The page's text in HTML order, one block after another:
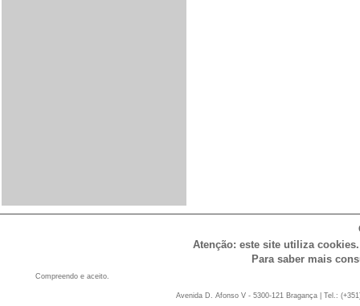
Atenção: este site utiliza
Para saber mais
Compreendo e aceito.
Avenida D. Afonso V - 5300-121 Bragança | Tel.: